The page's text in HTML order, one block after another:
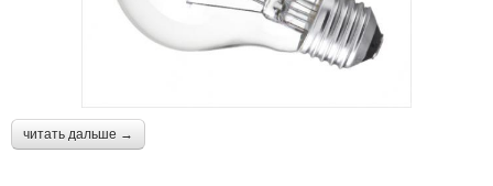
читать дальше →